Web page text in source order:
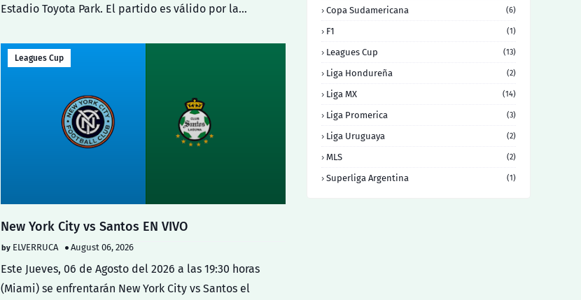
Estadio Toyota Park. El partido es válido por la
Leagues Cup
New York City vs Santos EN VIVO
ELVERRUCA August 06, 2026
Este Jueves, 06 de Agosto del 2026 a las 19:30 horas
(Miami) se enfrentarán New York City vs Santos el
Copa Sudamericana (6)
F1 (1)
Leagues Cup (13)
Liga Hondureña (2)
Liga MX (14)
Liga Promerica (3)
Liga Uruguaya (2)
MLS (2)
Superliga Argentina (1)